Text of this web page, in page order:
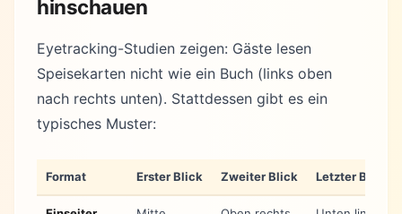
hinschauen
Eyetracking-Studien zeigen: Gäste lesen
Speisekarten nicht wie ein Buch (links oben
nach rechts unten). Stattdessen gibt es ein
typisches Muster:
Format Erster Blick Zweiter Blick Letzter Blick